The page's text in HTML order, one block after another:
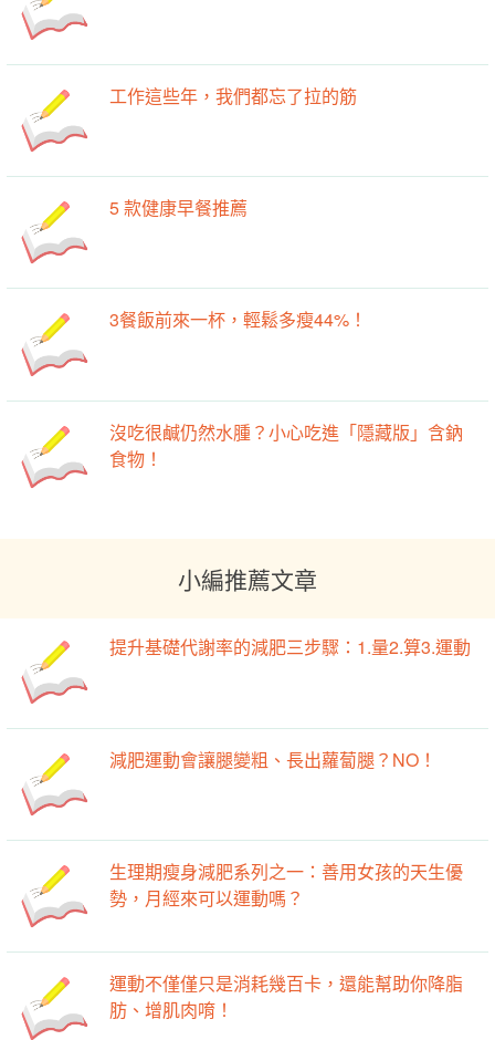
工作這些年，我們都忘了拉的筋
5 款健康早餐推薦
3餐飯前來一杯，輕鬆多瘦44%！
沒吃很鹹仍然水腫？小心吃進「隱藏版」含鈉
食物！
小編推薦文章
提升基礎代謝率的減肥三步驟：1.量2.算3.運動
減肥運動會讓腿變粗、長出蘿蔔腿？NO！
生理期瘦身減肥系列之一：善用女孩的天生優
勢，月經來可以運動嗎？
運動不僅僅只是消耗幾百卡，還能幫助你降脂
肪、增肌肉唷！